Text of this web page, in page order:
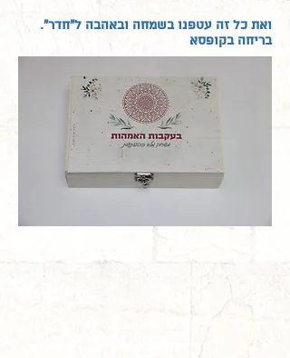
."ואת כל זה עטפנו בשמחה ובאהבה ל"חדר
בריחה בקופסא